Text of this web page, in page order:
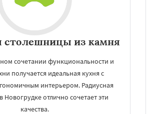
×
столешницы из камня
сочетании функциональности и
получается идеальная кухня с
интерьером. Радиусная
Новогрудке отлично сочетает эти
качества.
ПОДРОБНЕЕ ×